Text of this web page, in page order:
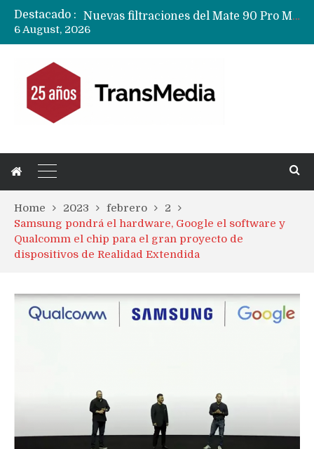
Destacado :
6 August, 2026
Home 2023 febrero
2
Samsung pondrá el hardware, Google el software y
Qualcomm el chip para el gran proyecto de
dispositivos de Realidad Extendida